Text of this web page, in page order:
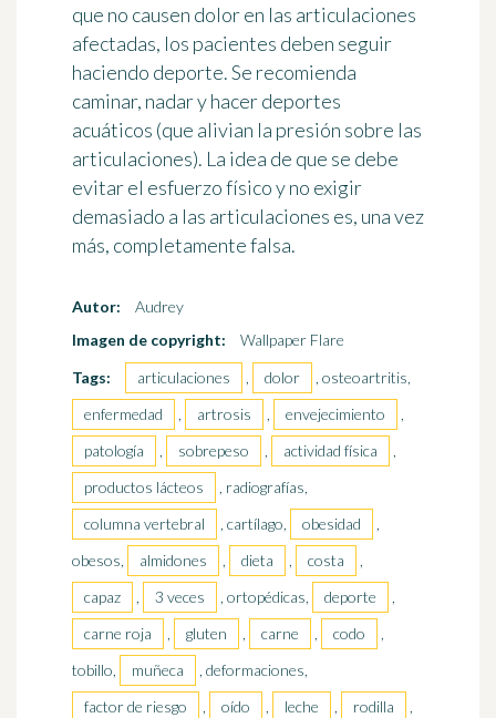
que no causen dolor en las articulaciones
afectadas, los pacientes deben seguir
haciendo deporte. Se recomienda
caminar, nadar y hacer deportes
acuáticos (que alivian la presión sobre las
articulaciones). La idea de que se debe
evitar el esfuerzo físico y no exigir
demasiado a las articulaciones es, una vez
más, completamente falsa.
Autor:
Audrey
Imagen de copyright:
Wallpaper Flare
Tags:
articulaciones , dolor
, osteoartritis,
enfermedad
, artrosis , envejecimiento
,
patología
, sobrepeso , actividad física
,
productos lácteos
, radiografías,
columna vertebral
, cartílago, obesidad
,
obesos,
almidones , dieta , costa
,
capaz
, 3 veces , ortopédicas, deporte
,
carne roja
, gluten , carne , codo
,
tobillo,
muñeca
, deformaciones,
factor de riesgo
, oído , leche , rodilla
,